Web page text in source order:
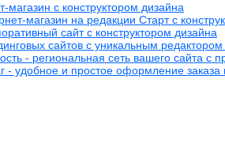
магазин с конструктором дизайна
магазин на редакции Старт с
сайт с конструктором дизайна
сайтов с уникальным
- региональная сеть вашего сайта с
- удобное и простое оформление заказа